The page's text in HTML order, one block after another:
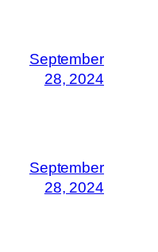
September
28, 2024
September
28, 2024